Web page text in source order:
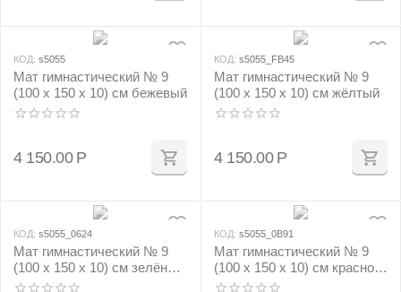
КОД: s5055
Мат гимнастический № 9
(100 х 150 х 10) см бежевый
4 150.00 Р
КОД: s5055_FB45
Мат гимнастический № 9
(100 х 150 х 10) см жёлтый
4 150.00 Р
КОД: s5055_0624
Мат гимнастический № 9
(100 х 150 х 10) см зелёно/
жёлтый
КОД: s5055_0B91
Мат гимнастический № 9
(100 х 150 х 10) см красно/
жёлтый